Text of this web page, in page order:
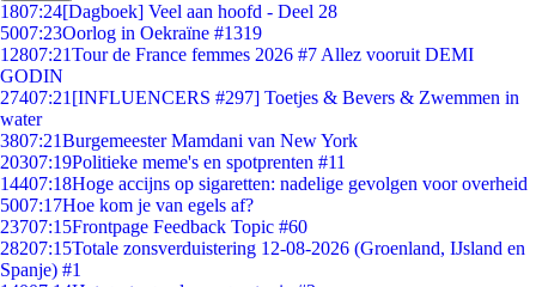
1807:24[Dagboek] Veel aan hoofd - Deel 28
5007:23Oorlog in Oekraïne #1319
12807:21Tour de France femmes 2026 #7 Allez vooruit DEMI
GODIN
27407:21 [INFLUENCERS #297] Toetjes & Bevers & Zwemmen in
water
3807:21Burgemeester Mamdani van New York
20307:19Politieke meme's en spotprenten #11
14407:18Hoge accijns op sigaretten: nadelige gevolgen voor overheid
5007:17Hoe kom je van egels af?
23707:15Frontpage Feedback Topic #60
28207:15Totale zonsverduistering 12-08-2026 (Groenland, IJsland en
Spanje) #1